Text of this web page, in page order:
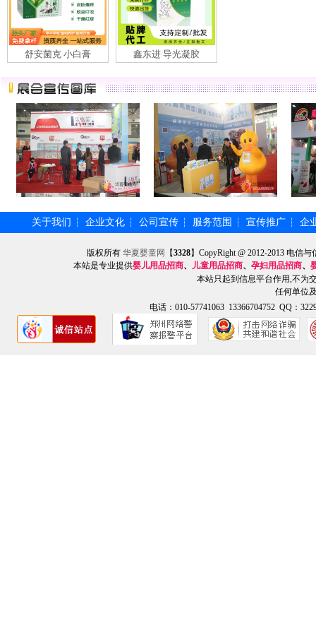
舒安菌克 小白膏 鑫东进 导光凝胶
关于我们 ┆ 企业文化 ┆ 公司宣传 ┆ 服务范围 ┆ 宣传推广 ┆ 企
版权所有华夏婴童网 【3328】CopyRight @ 2012-2013 电信
本站是专业提供婴儿用品招商、 儿童用品招商、 孕妇用品招商、
本站只起到信息平台作用,不为
任何单位
电话：010-57741063 13366704752 QQ：